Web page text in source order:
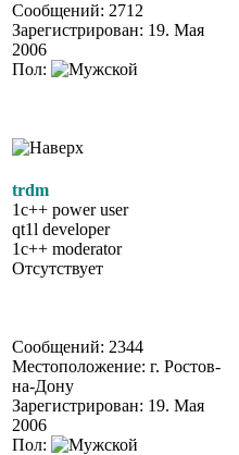
Сообщений: 2712
Зарегистрирован: 19. Мая
2006
Пол:
trdm
1c++ power user
qt1l developer
1c++ moderator
Отсутствует
Сообщений: 2344
Местоположение: г. Ростов-
на-Дону
Зарегистрирован: 19. Мая
2006
Пол: